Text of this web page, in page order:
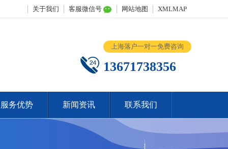
关于我们 客服微信号 网站地图 XMLMAP
上海落户一对一免费咨询
13671738356
服务优势 新闻资讯 联系我们